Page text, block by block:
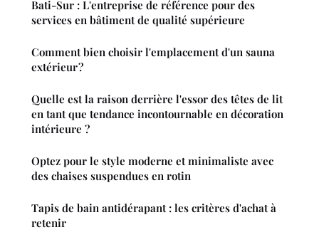
Bati-Sur : L'entreprise de référence pour des
services en bâtiment de qualité supérieure
Comment bien choisir l'emplacement d'un sauna
extérieur ?
Quelle est la raison derrière l'essor des têtes de lit
en tant que tendance incontournable en décoration
intérieure ?
Optez pour le style moderne et minimaliste avec
des chaises suspendues en rotin
Tapis de bain antidérapant : les critères d'achat à
retenir